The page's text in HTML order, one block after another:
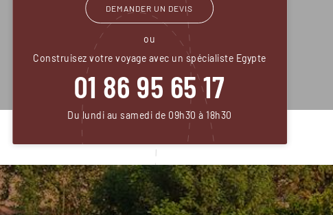
DEMANDER UN DEVIS
ou
Construisez votre voyage avec un spécialiste Egypte
01 86 95 65 17
Du lundi au samedi de 09h30 à 18h30